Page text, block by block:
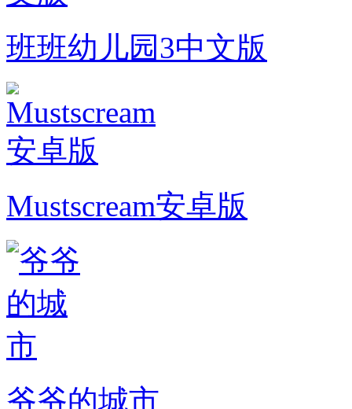
班班幼儿园3中文版
Mustscream安卓版
爷爷的城市